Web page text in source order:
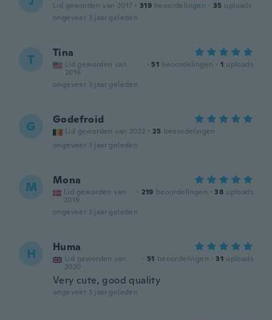
Lid geworden van 2017 · 319 beoordelingen · 35 uploads
ongeveer 3 jaar geleden
T Tina
Lid geworden van
2016
· 51 beoordelingen · 1 uploads
ongeveer 3 jaar geleden
G Godefroid
Lid geworden van 2022 · 25 beoordelingen
ongeveer 3 jaar geleden
M Mona
Lid geworden van
2019
· 219 beoordelingen · 38 uploads
ongeveer 3 jaar geleden
H Huma
Lid geworden van
2020
· 51 beoordelingen · 31 uploads
Very cute, good quality
ongeveer 3 jaar geleden